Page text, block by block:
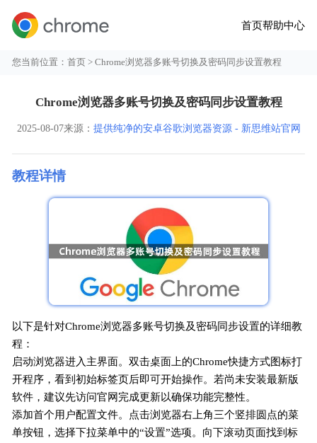
首页帮助中心
您当前位置：首页 > Chrome浏览器多账号切换及密码同步设置教程
Chrome浏览器多账号切换及密码同步设置教程
2025-08-07来源： 提供纯净的安卓谷歌浏览器资源 - 新思维站官网
教程详情
以下是针对Chrome浏览器多账号切换及密码同步设置的详细教
程：
启动浏览器进入主界面。双击桌面上的Chrome快捷方式图标打
开程序，看到初始标签页后即可开始操作。若尚未安装最新版
软件，建议先访问官网完成更新以确保功能完整性。
添加首个用户配置文件。点击浏览器右上角三个竖排圆点的菜
单按钮，选择下拉菜单中的“设置”选项。向下滚动页面找到标